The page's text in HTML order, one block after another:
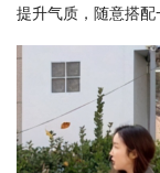
提升气质，随意搭配